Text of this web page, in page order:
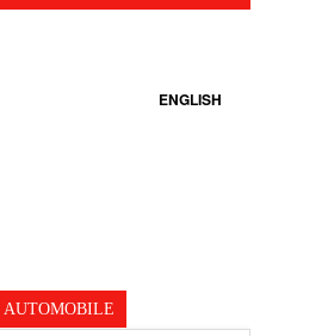
ENGLISH